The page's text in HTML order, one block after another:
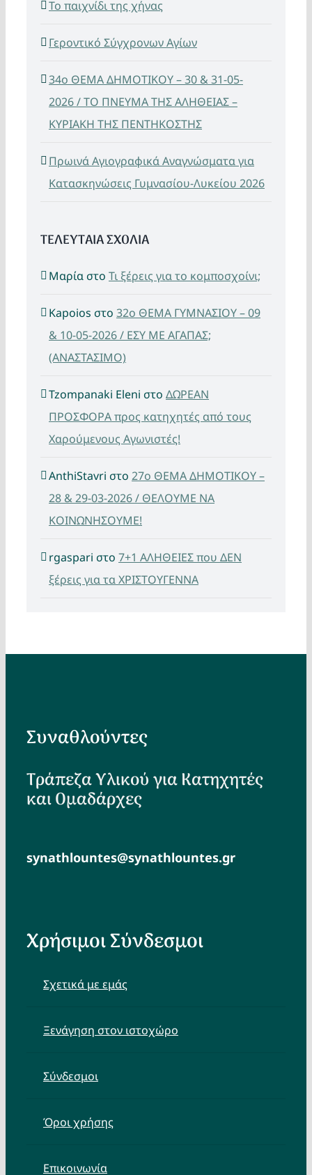
Το παιχνίδι της χήνας
Γεροντικό Σύγχρονων Αγίων
34ο ΘΕΜΑ ΔΗΜΟΤΙΚΟΥ – 30 & 31-05-
2026 / ΤΟ ΠΝΕΥΜΑ ΤΗΣ ΑΛΗΘΕΙΑΣ –
ΚΥΡΙΑΚΗ ΤΗΣ ΠΕΝΤΗΚΟΣΤΗΣ
Πρωινά Αγιογραφικά Αναγνώσματα για
Κατασκηνώσεις Γυμνασίου-Λυκείου 2026
ΤΕΛΕΥΤΑΙΑ ΣΧΟΛΙΑ
Μαρία στο Τι ξέρεις για το κομποσχοίνι;
Kapoios στο 32ο ΘΕΜΑ ΓΥΜΝΑΣΙΟΥ – 09
& 10-05-2026 / ΕΣΥ ΜΕ ΑΓΑΠΑΣ;
(ΑΝΑΣΤΑΣΙΜΟ)
Tzompanaki Eleni στο ΔΩΡΕΑΝ
ΠΡΟΣΦΟΡΑ προς κατηχητές από τους
Χαρούμενους Αγωνιστές!
AnthiStavri στο 27ο ΘΕΜΑ ΔΗΜΟΤΙΚΟΥ –
28 & 29-03-2026 / ΘΕΛΟΥΜΕ ΝΑ
ΚΟΙΝΩΝΗΣΟΥΜΕ!
rgaspari στο 7+1 ΑΛΗΘΕΙΕΣ που ΔΕΝ
ξέρεις για τα ΧΡΙΣΤΟΥΓΕΝΝΑ
Συναθλούντες
Τράπεζα Υλικού για Κατηχητές
και Ομαδάρχες
synathlountes@synathlountes.gr
Χρήσιμοι Σύνδεσμοι
Σχετικά με εμάς
Ξενάγηση στον ιστοχώρο
Σύνδεσμοι
Όροι χρήσης
Επικοινωνία